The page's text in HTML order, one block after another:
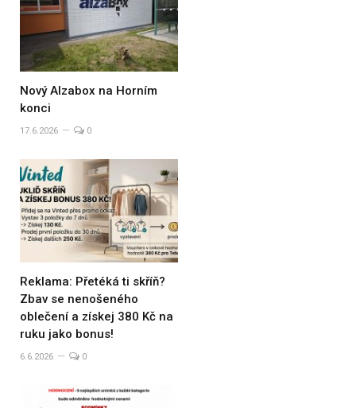
Nový Alzabox na Horním
konci
17.6.2026 0
Reklama: Přetéká ti skříň?
Zbav se nenošeného
oblečení a získej 380 Kč na
ruku jako bonus!
6.6.2026 0